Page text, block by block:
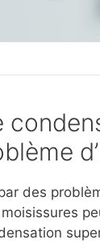
des